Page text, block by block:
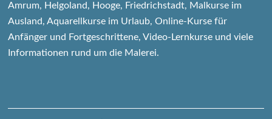
Amrum, Helgoland, Hooge, Friedrichstadt, Malkurse im
Ausland, Aquarellkurse im Urlaub, Online-Kurse für
Anfänger und Fortgeschrittene, Video-Lernkurse und viele
Informationen rund um die Malerei.